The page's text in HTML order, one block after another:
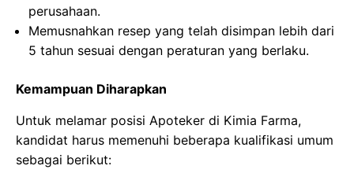
perusahaan.
Memusnahkan resep yang telah disimpan lebih dari
5 tahun sesuai dengan peraturan yang berlaku.
Kemampuan Diharapkan
Untuk melamar posisi Apoteker di Kimia Farma,
kandidat harus memenuhi beberapa kualifikasi umum
sebagai berikut: